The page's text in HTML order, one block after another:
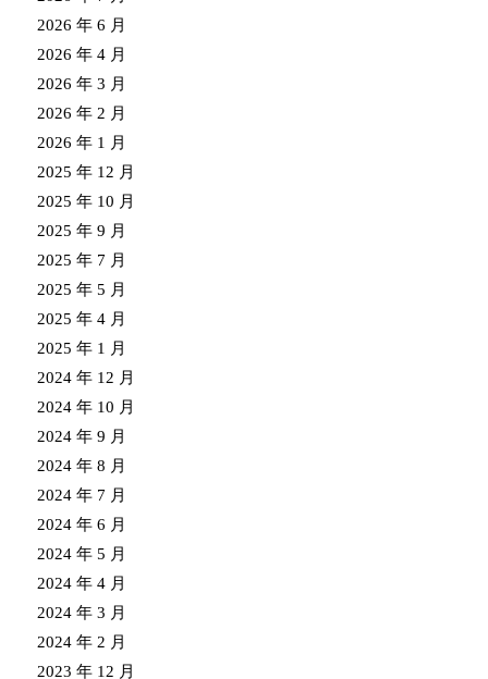
2026 年 6 月
2026 年 4 月
2026 年 3 月
2026 年 2 月
2026 年 1 月
2025 年 12 月
2025 年 10 月
2025 年 9 月
2025 年 7 月
2025 年 5 月
2025 年 4 月
2025 年 1 月
2024 年 12 月
2024 年 10 月
2024 年 9 月
2024 年 8 月
2024 年 7 月
2024 年 6 月
2024 年 5 月
2024 年 4 月
2024 年 3 月
2024 年 2 月
2023 年 12 月